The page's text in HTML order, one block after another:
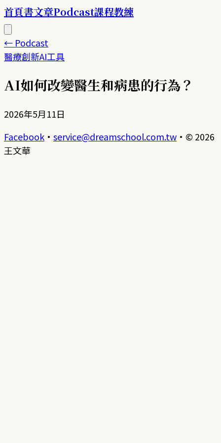
首頁書文章Podcast課程教練
← Podcast
醫療創新AI工具
AI如何改變醫生和病患的行為？
2026年5月11日
Facebook · service@dreamschool.com.tw · © 2026
王文華